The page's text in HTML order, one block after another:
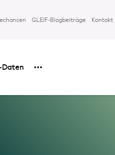
GLEIF-Blogbeiträge Kontakt
Daten •••